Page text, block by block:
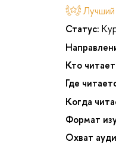
Статус:
Кто
Где
Когда
Формат
Охват